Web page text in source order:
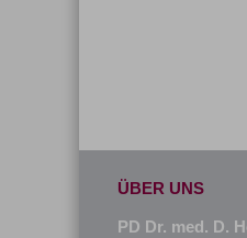
ÜBER UNS
PD Dr. med. D.